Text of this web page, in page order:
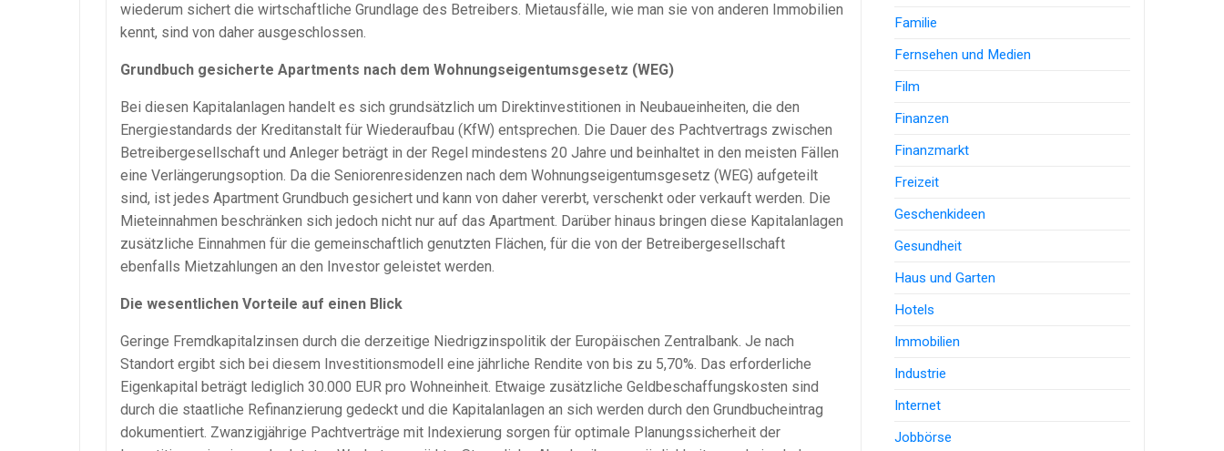
wiederum sichert die wirtschaftliche Grundlage des Betreibers. Mietausfälle, wie man sie von anderen Immobilien
kennt, sind von daher ausgeschlossen.
Grundbuch gesicherte Apartments nach dem Wohnungseigentumsgesetz (WEG)
Bei diesen Kapitalanlagen handelt es sich grundsätzlich um Direktinvestitionen in Neubaueinheiten, die den
Energiestandards der Kreditanstalt für Wiederaufbau (KfW) entsprechen. Die Dauer des Pachtvertrags zwischen
Betreibergesellschaft und Anleger beträgt in der Regel mindestens 20 Jahre und beinhaltet in den meisten Fällen
eine Verlängerungsoption. Da die Seniorenresidenzen nach dem Wohnungseigentumsgesetz (WEG) aufgeteilt
sind, ist jedes Apartment Grundbuch gesichert und kann von daher vererbt, verschenkt oder verkauft werden. Die
Mieteinnahmen beschränken sich jedoch nicht nur auf das Apartment. Darüber hinaus bringen diese Kapitalanlagen
zusätzliche Einnahmen für die gemeinschaftlich genutzten Flächen, für die von der Betreibergesellschaft
ebenfalls Mietzahlungen an den Investor geleistet werden.
Die wesentlichen Vorteile auf einen Blick
Geringe Fremdkapitalzinsen durch die derzeitige Niedrigzinspolitik der Europäischen Zentralbank. Je nach
Standort ergibt sich bei diesem Investitionsmodell eine jährliche Rendite von bis zu 5,70%. Das erforderliche
Eigenkapital beträgt lediglich 30.000 EUR pro Wohneinheit. Etwaige zusätzliche Geldbeschaffungskosten sind
durch die staatliche Refinanzierung gedeckt und die Kapitalanlagen an sich werden durch den Grundbucheintrag
dokumentiert. Zwanzigjährige Pachtverträge mit Indexierung sorgen für optimale Planungssicherheit der
Familie
Fernsehen und Medien
Film
Finanzen
Finanzmarkt
Freizeit
Geschenkideen
Gesundheit
Haus und Garten
Hotels
Immobilien
Industrie
Internet
Jobbörse